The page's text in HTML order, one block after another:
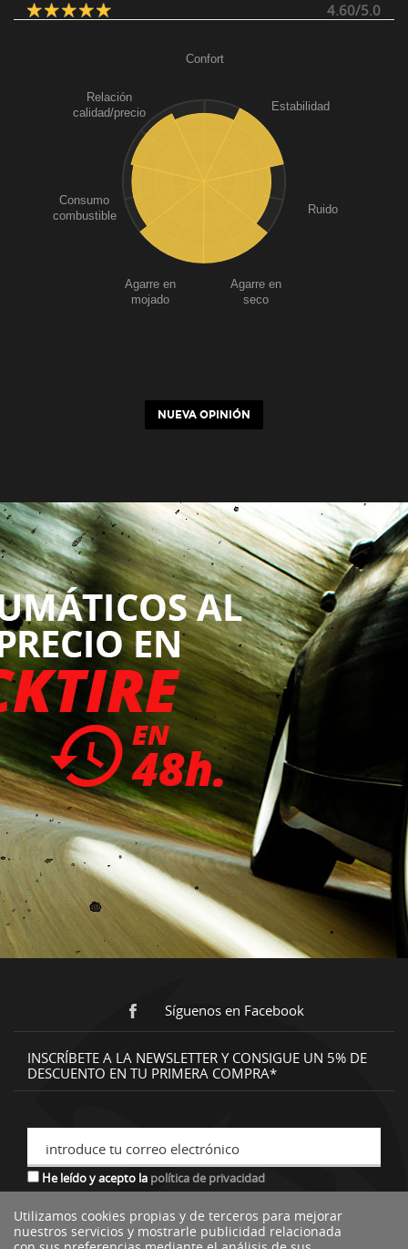
4.60/5.0
Confort
Estabilidad
Ruido
Agarre en
seco
Agarre en
mojado
Consumo
combustible
Relación
calidad/precio
NUEVA OPINIÓN
Síguenos en Facebook
INSCRÍBETE A LA NEWSLETTER Y CONSIGUE UN 5% DE
DESCUENTO EN TU PRIMERA COMPRA*
introduce tu correo electrónico
He leído y acepto la política de privacidad
*descuento no acumulable a otras ofertas o promociones.
Utilizamos cookies propias y de terceros para mejorar
nuestros servicios y mostrarle publicidad relacionada